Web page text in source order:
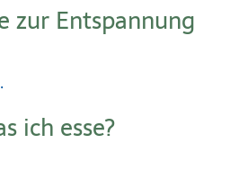
zur Entspannung
ich esse?